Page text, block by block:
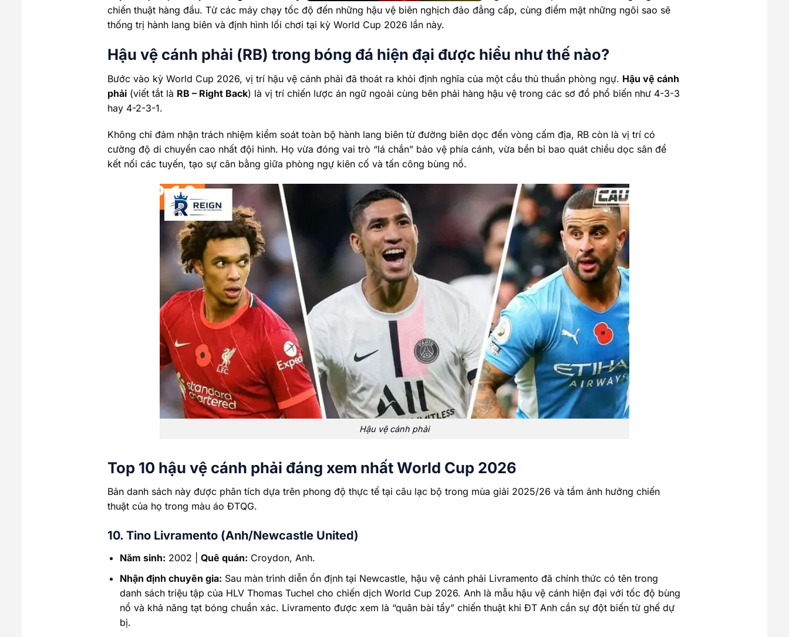
chiến thuật hàng đầu. Từ các máy chạy tốc độ đến những hậu vệ biên nghịch đảo đẳng cấp, cùng điểm mặt những ngôi sao sẽ
thống trị hành lang biên và định hình lối chơi tại kỳ World Cup 2026 lần này.
Hậu vệ cánh phải (RB) trong bóng đá hiện đại được hiểu như thế nào?
Bước vào kỳ World Cup 2026, vị trí hậu vệ cánh phải đã thoát ra khỏi định nghĩa của một cầu thủ thuần phòng ngự. Hậu vệ cánh
phải(viết tắt là RB – Right Back) là vị trí chiến lược án ngữ ngoài cùng bên phải hàng hậu vệ trong các sơ đồ phổ biến như 4-3-3
hay 4-2-3-1.
Không chỉ đảm nhận trách nhiệm kiểm soát toàn bộ hành lang biên từ đường biên dọc đến vòng cấm địa, RB còn là vị trí có
cường độ di chuyển cao nhất đội hình. Họ vừa đóng vai trò “lá chắn” bảo vệ phía cánh, vừa bền bỉ bao quát chiều dọc sân để
kết nối các tuyến, tạo sự cân bằng giữa phòng ngự kiên cố và tấn công bùng nổ.
Hậu vệ cánh phải
Top 10 hậu vệ cánh phải đáng xem nhất World Cup 2026
Bản danh sách này được phân tích dựa trên phong độ thực tế tại câu lạc bộ trong mùa giải 2025/26 và tầm ảnh hưởng chiến
thuật của họ trong màu áo ĐTQG.
10. Tino Livramento (Anh/Newcastle United)
Năm sinh: 2002 | Quê quán: Croydon, Anh.
Nhận định chuyên gia: Sau màn trình diễn ổn định tại Newcastle, hậu vệ cánh phải Livramento đã chính thức có tên trong
danh sách triệu tập của HLV Thomas Tuchel cho chiến dịch World Cup 2026. Anh là mẫu hậu vệ cánh hiện đại với tốc độ bùng
nổ và khả năng tạt bóng chuẩn xác. Livramento được xem là “quân bài tẩy” chiến thuật khi ĐT Anh cần sự đột biến từ ghế dự
bị.